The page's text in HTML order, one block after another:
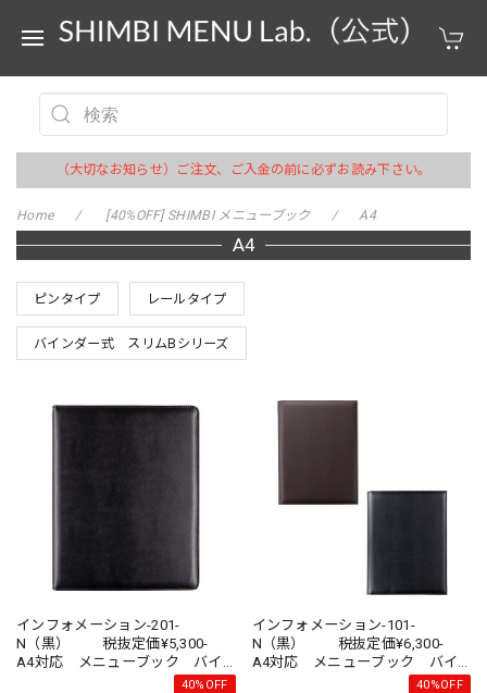
（大切なお知らせ）ご注文、ご入金の前に必ずお読み下さい。
Home [40%OFF] SHIMBI メニューブック A4
A4
ピンタイプ レールタイプ
バインダー式 スリムBシリーズ
インフォメーション-201-
N（黒） 税抜定価¥5,300-
A4対応 メニューブック バイ
40%OFF
インフォメーション-101-
N（黒） 税抜定価¥6,300-
A4対応 メニューブック バイ
40%OFF